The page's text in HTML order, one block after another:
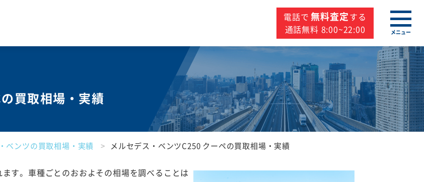
電話で 無料査定する
通話無料 8:00~22:00
メニュー
買取相場・実績
ベンツの買取相場・実績 メルセデス・ベンツC250 クーペの買取相場・実績
す。車種ごとのおおよその相場を調べることは